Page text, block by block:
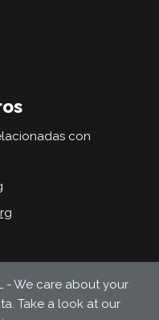
con
- We care about your
Take a look at our